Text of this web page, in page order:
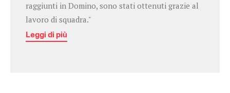
raggiunti in Domino, sono stati ottenuti grazie al
lavoro di squadra."
Leggi di più